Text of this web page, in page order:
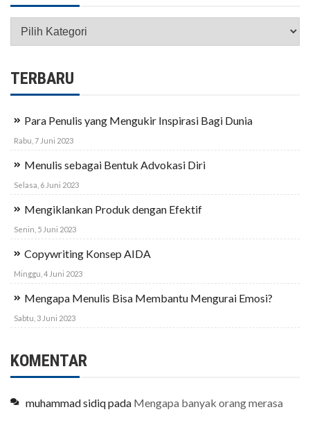
Kategori
TERBARU
Para Penulis yang Mengukir Inspirasi Bagi Dunia
Rabu, 7 Juni 2023
Menulis sebagai Bentuk Advokasi Diri
Selasa, 6 Juni 2023
Mengiklankan Produk dengan Efektif
Senin, 5 Juni 2023
Copywriting Konsep AIDA
Minggu, 4 Juni 2023
Mengapa Menulis Bisa Membantu Mengurai Emosi?
Sabtu, 3 Juni 2023
KOMENTAR
muhammad sidiqpada Mengapa banyak orang merasa